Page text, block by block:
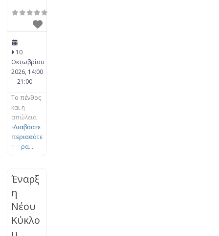
10
Οκτωβρίου
2026, 14:00
- 21:00
Το πένθος
και η
απώλεια
είναι στον
πυρήνα
Δεσμού.
Το πένθος
είναι μια
φυσική,
οργανική
διεργασία
Διαβάστε
περισσότε
ρα...
Έναρξ
η
Νέου
Κύκλο